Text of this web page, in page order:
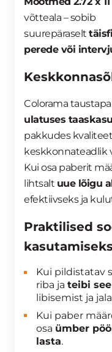
võtteala – sobib
suurepäraselt
perede või
Colorama
ulatuses
pakkudes
keskkonnateadlik
Kui osa paberit
lihtsalt uue lõigu
efektiivseks ja
Praktilised
kasutamiseks
Kui pildistatav
riba ja teibi
libisemist ja
Kui paber
osa ümber
lasta.